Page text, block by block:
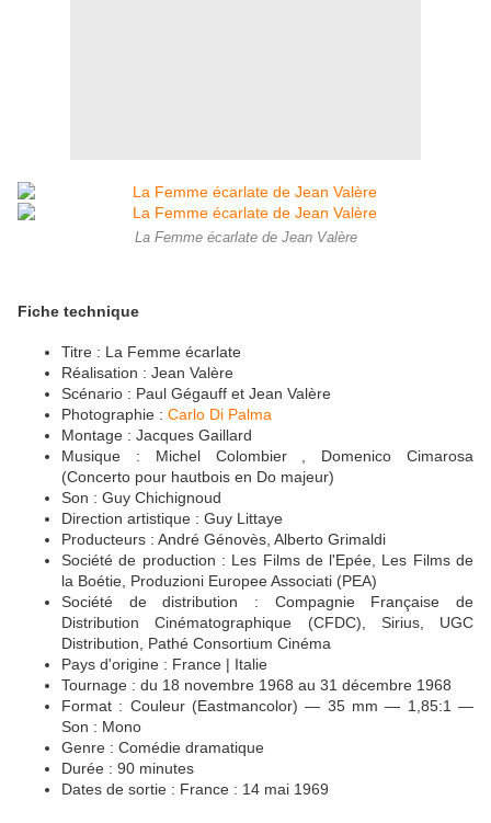
La Femme écarlate de Jean Valère
Fiche technique
Titre : La Femme écarlate
Réalisation : Jean Valère
Scénario : Paul Gégauff et Jean Valère
Photographie : Carlo Di Palma
Montage : Jacques Gaillard
Musique : Michel Colombier , Domenico Cimarosa
(Concerto pour hautbois en Do majeur)
Son : Guy Chichignoud
Direction artistique : Guy Littaye
Producteurs : André Génovès, Alberto Grimaldi
Société de production : Les Films de l'Epée, Les Films de
la Boétie, Produzioni Europee Associati (PEA)
Société de distribution : Compagnie Française de
Distribution Cinématographique (CFDC), Sirius, UGC
Distribution, Pathé Consortium Cinéma
Pays d'origine : France | Italie
Tournage : du 18 novembre 1968 au 31 décembre 1968
Format : Couleur (Eastmancolor) — 35 mm — 1,85:1 —
Son : Mono
Genre : Comédie dramatique
Durée : 90 minutes
Dates de sortie : France : 14 mai 1969